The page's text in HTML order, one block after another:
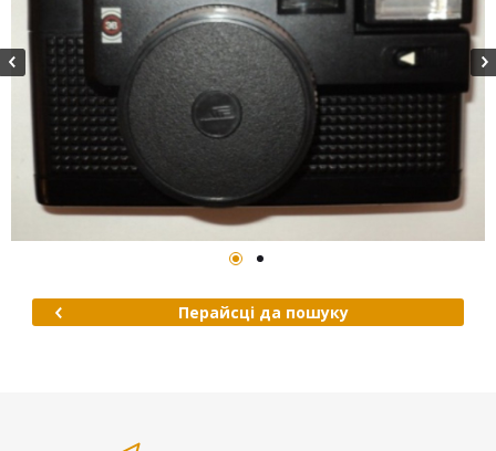
Перайсці да пошуку